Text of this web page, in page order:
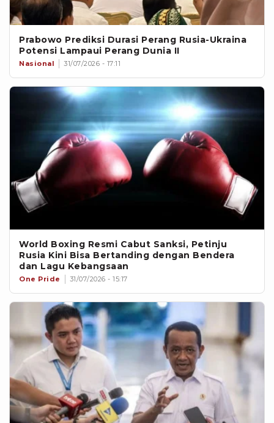
Prabowo Prediksi Durasi Perang Rusia-Ukraina
Potensi Lampaui Perang Dunia II
Nasional 31/07/2026 - 17:11
World Boxing Resmi Cabut Sanksi, Petinju
Rusia Kini Bisa Bertanding dengan Bendera
dan Lagu Kebangsaan
One Pride 31/07/2026 - 15:17